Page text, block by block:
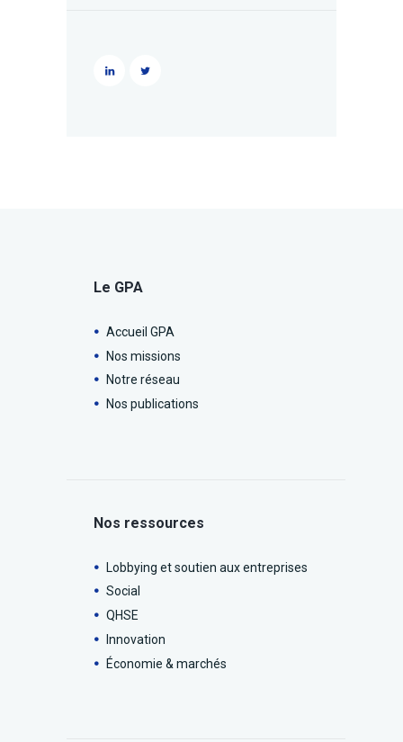
Le GPA
Accueil GPA
Nos missions
Notre réseau
Nos publications
Nos ressources
Lobbying et soutien aux entreprises
Social
QHSE
Innovation
Économie & marchés